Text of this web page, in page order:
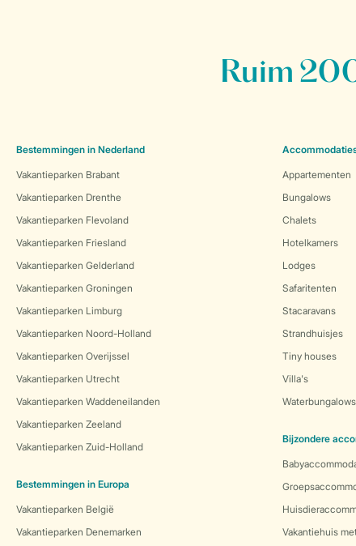
Ruim
Bestemmingen in Nederland
Vakantieparken Brabant
Vakantieparken Drenthe
Vakantieparken Flevoland
Vakantieparken Friesland
Vakantieparken Gelderland
Vakantieparken Groningen
Vakantieparken Limburg
Vakantieparken Noord-Holland
Vakantieparken Overijssel
Vakantieparken Utrecht
Vakantieparken Waddeneilanden
Vakantieparken Zeeland
Vakantieparken Zuid-Holland
Bestemmingen in Europa
Vakantieparken België
Vakantieparken Denemarken
Appartementen
Bungalows
Chalets
Hotelkamers
Lodges
Safaritenten
Stacaravans
Strandhuisjes
Tiny houses
Villa's
Waterbungalows
Bijzondere
Vakantiehuis